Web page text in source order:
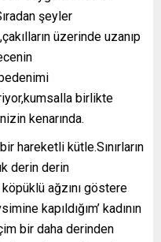
şeyler
üzerinde uzanıp
birlikte
kenarında.
hareketli kütle.Sınırların
derin derin
ağzını göstere
kapıldığım’ kadının
bir daha derinden